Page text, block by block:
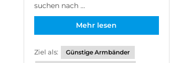
suchen nach ...
Mehr lesen
Ziel als:
Günstige Armbänder